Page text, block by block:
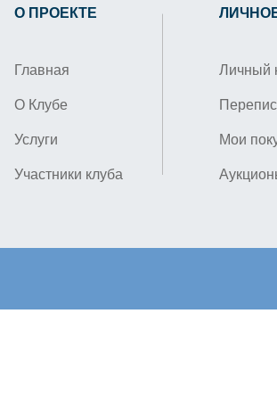
О ПРОЕКТЕ
Главная
О Клубе
Услуги
Участники клуба
Личный
Мои